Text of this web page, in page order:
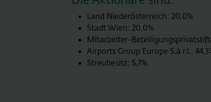
Land Niederösterreich: 20,0%
Stadt Wien: 20,0%
Mitarbeiter-
Airports Group Europe S.à r.l.:
Streubesitz: 5,7%